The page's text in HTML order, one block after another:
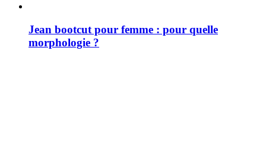
Jean bootcut pour femme : pour quelle
morphologie ?